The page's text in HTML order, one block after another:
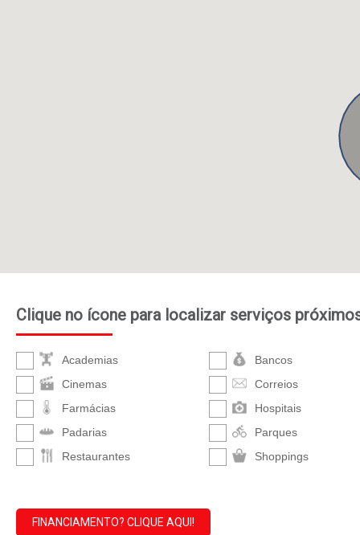
Clique no ícone para localizar serviços
Academias
Bancos
Cinemas
Correios
Farmácias
Hospitais
Padarias
Parques
Restaurantes
Shoppings
FINANCIAMENTO? CLIQUE AQUI!